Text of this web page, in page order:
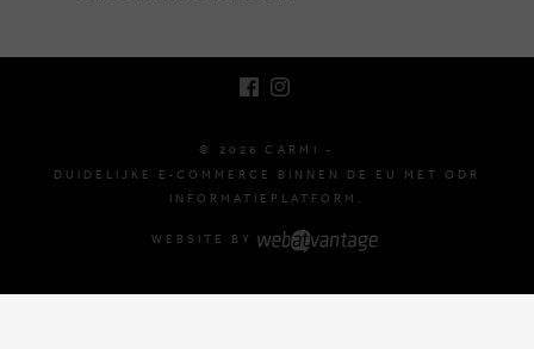
© 2026 CARMI -
DUIDELIJKE E-COMMERCE BINNEN DE EU MET ODR
INFORMATIEPLATFORM.
WEBSITE BY